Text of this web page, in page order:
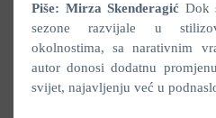
Piše: Mirza Skenderagić Dok
sezone razvijale u
okolnostima, sa narativnim
autor donosi dodatnu
svijet, najavljenju već u